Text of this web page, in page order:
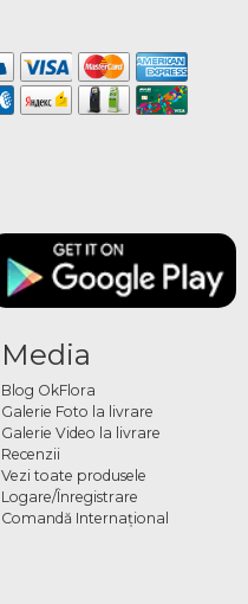
Media
Blog OkFlora
Galerie Foto la livrare
Galerie Video la livrare
Recenzii
Vezi toate produsele
Logare/Înregistrare
Comandă Internațional